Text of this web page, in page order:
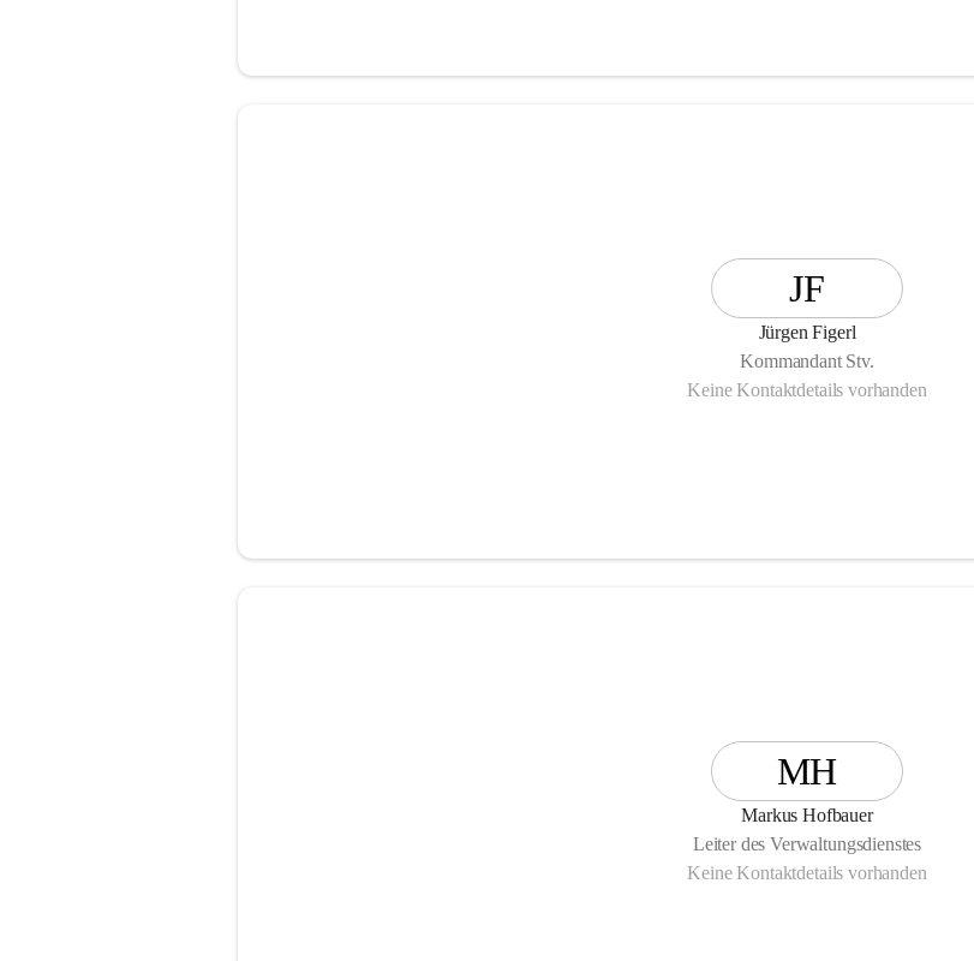
JF
Jürgen Figerl
Kommandant Stv.
Keine Kontaktdetails vorhanden
MH
Markus Hofbauer
Leiter des Verwaltungsdienstes
Keine Kontaktdetails vorhanden